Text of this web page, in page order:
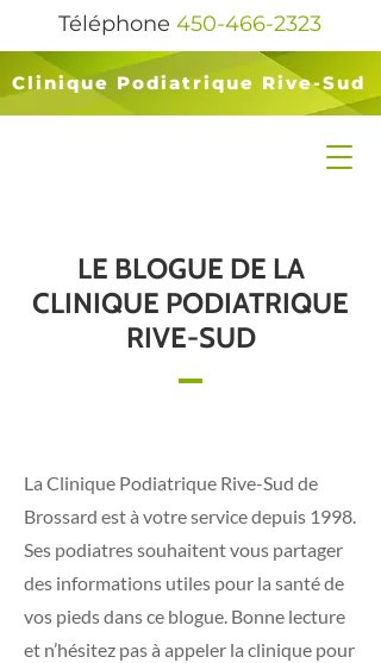
Téléphone 450-466-2323
Clinique Podiatrique Rive-Sud
LE BLOGUE DE LA
CLINIQUE PODIATRIQUE
RIVE-SUD
La Clinique Podiatrique Rive-Sud de
Brossard est à votre service depuis 1998.
Ses podiatres souhaitent vous partager
des informations utiles pour la santé de
vos pieds dans ce blogue. Bonne lecture
et n’hésitez pas à appeler la clinique pour